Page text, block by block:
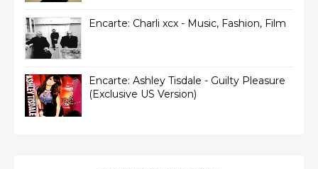
Encarte: Charli xcx - Music, Fashion, Film
Encarte: Ashley Tisdale - Guilty Pleasure
(Exclusive US Version)